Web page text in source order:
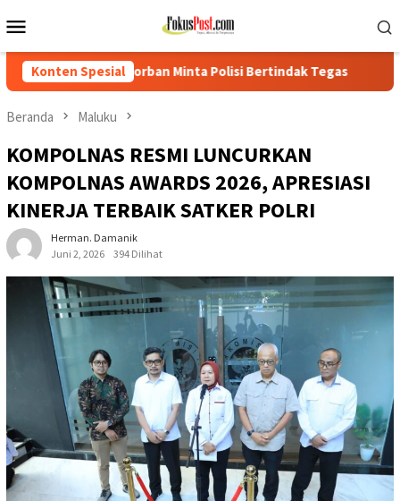
ke
Mobile
Konten Spesial
Polisi Bertindak Tegas PTPN IV Regional I Kebun
Beranda Maluku
KOMPOLNAS RESMI LUNCURKAN
KOMPOLNAS AWARDS 2026, APRESIASI
KINERJA TERBAIK SATKER POLRI
Herman. Damanik
Juni 2, 2026
394 Dilihat